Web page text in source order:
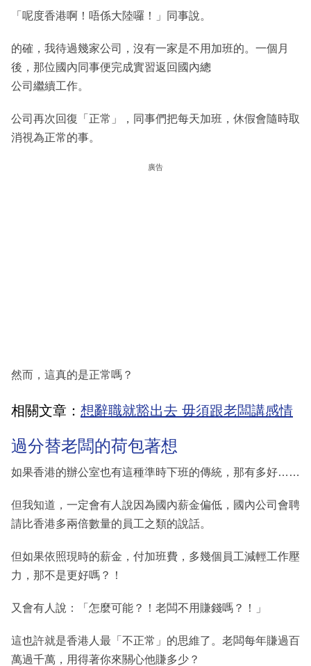
「呢度香港啊！唔係大陸囉！」同事說。
的確，我待過幾家公司，沒有一家是不用加班的。一個月
後，那位國內同事便完成實習返回國內總
公司繼續工作。
公司再次回復「正常」，同事們把每天加班，休假會隨時取
消視為正常的事。
廣告
然而，這真的是正常嗎？
相關文章： 想辭職就豁出去 毋須跟老闆講感情
過分替老闆的荷包著想
如果香港的辦公室也有這種準時下班的傳統，那有多好……
但我知道，一定會有人說因為國內薪金偏低，國內公司會聘
請比香港多兩倍數量的員工之類的說話。
但如果依照現時的薪金，付加班費，多幾個員工減輕工作壓
力，那不是更好嗎？！
又會有人說：「怎麼可能？！老闆不用賺錢嗎？！」
這也許就是香港人最「不正常」的思維了。老闆每年賺過百
萬過千萬，用得著你來關心他賺多少？